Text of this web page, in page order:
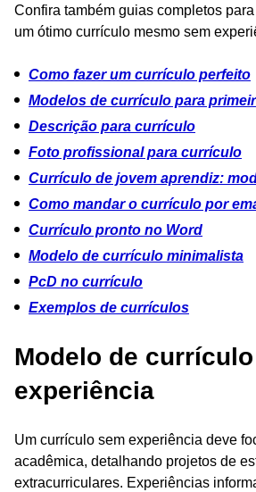
Confira também guias completos
um ótimo currículo mesmo sem
Como fazer um currículo perfeito
Modelos de currículo para
Descrição para currículo
Foto profissional para currículo
Currículo de jovem aprendiz:
Como mandar o currículo por
Currículo pronto no Word
Modelo de currículo minimalista
PcD no currículo
Exemplos de currículos
Modelo de
experiência
Um currículo sem experiência deve
acadêmica, detalhando projetos de
extracurriculares. Experiências